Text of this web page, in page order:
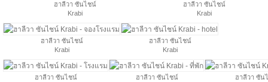
ฮาลีวา ซันไชน์
Krabi
ฮาลีวา ซันไชน์
Krabi
ฮาลีวา ซันไชน์
Krabi
ฮาลีวา ซันไชน์
Krabi
ฮาลีวา ซันไชน์
ฮาลีวา ซันไชน์
ฮาลีวา ซัน